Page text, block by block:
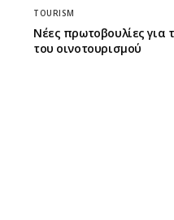
TOURISM
Νέες πρωτοβουλίες για
του οινοτουρισμού